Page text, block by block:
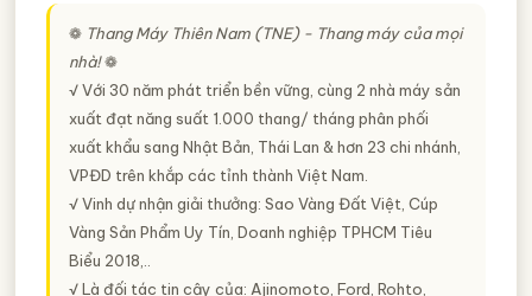
❁ Thang Máy Thiên Nam (TNE) - Thang máy của mọi
nhà!❁
√ Với 30 năm phát triển bền vững, cùng 2 nhà máy sản
xuất đạt năng suất 1.000 thang/ tháng phân phối
xuất khẩu sang Nhật Bản, Thái Lan & hơn 23 chi nhánh,
VPĐD trên khắp các tỉnh thành Việt Nam.
√ Vinh dự nhận giải thưởng: Sao Vàng Đất Việt, Cúp
Vàng Sản Phẩm Uy Tín, Doanh nghiệp TPHCM Tiêu
Biểu 2018,..
√ Là đối tác tin cậy của: Ajinomoto, Ford, Rohto,